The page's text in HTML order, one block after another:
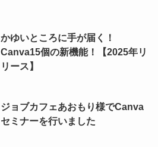
かゆいところに手が届く！
Canva15個の新機能！【2025年リ
リース】
ジョブカフェあおもり様でCanva
セミナーを行いました